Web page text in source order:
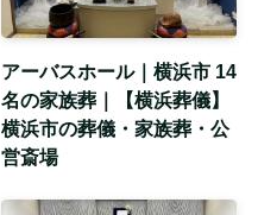
アーバスホール｜横浜市 14
名の家族葬｜【横浜葬儀】
横浜市の葬儀・家族葬・公
営斎場